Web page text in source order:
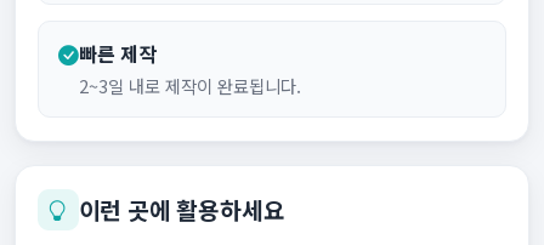
빠른 제작
2~3일 내로 제작이 완료됩니다.
이런 곳에 활용하세요